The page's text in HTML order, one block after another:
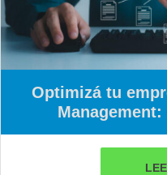
Optimizá tu